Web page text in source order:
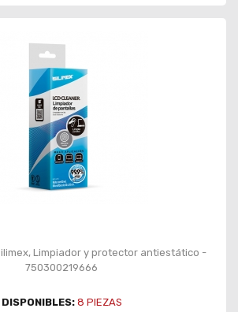
Limpiador y protector antiestático -
750300219666
DISPONIBLES: 8 PIEZAS